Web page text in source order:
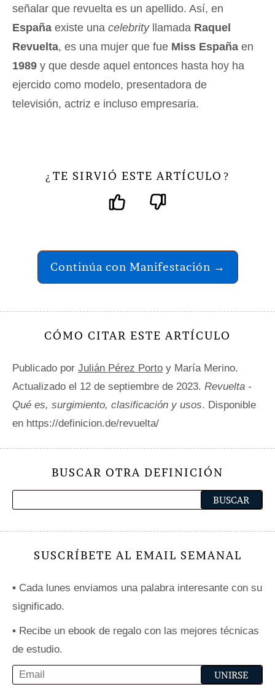
señalar que revuelta es un apellido. Así, en
España existe una celebrityllamada Raquel
Revuelta, es una mujer que fue Miss España en
1989 y que desde aquel entonces hasta hoy ha
ejercido como modelo, presentadora de
televisión, actriz e incluso empresaria.
¿ TE SIRVIÓ ESTE ARTÍCULO ?
Continúa con Manifestación →
CÓMO CITAR ESTE ARTÍCULO
Publicado por Julián Pérez Porto y María Merino.
Actualizado el 12 de septiembre de 2023. Revuelta -
Qué es, surgimiento, clasificación y usos. Disponible
en https://definicion.de/revuelta/
BUSCAR OTRA DEFINICIÓN
SUSCRÍBETE AL EMAIL SEMANAL
• Cada lunes enviamos una palabra interesante con su
significado.
• Recibe un ebook de regalo con las mejores técnicas
de estudio.